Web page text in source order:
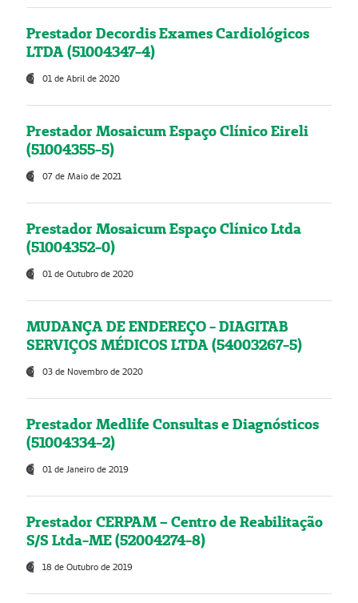
Prestador Decordis Exames Cardiológicos
LTDA (51004347-4)
01 de Abril de 2020
Prestador Mosaicum Espaço Clínico Eireli
(51004355-5)
07 de Maio de 2021
Prestador Mosaicum Espaço Clínico Ltda
(51004352-0)
01 de Outubro de 2020
MUDANÇA DE ENDEREÇO - DIAGITAB
SERVIÇOS MÉDICOS LTDA (54003267-5)
03 de Novembro de 2020
Prestador Medlife Consultas e Diagnósticos
(51004334-2)
01 de Janeiro de 2019
Prestador CERPAM – Centro de Reabilitação
S/S Ltda-ME (52004274-8)
18 de Outubro de 2019